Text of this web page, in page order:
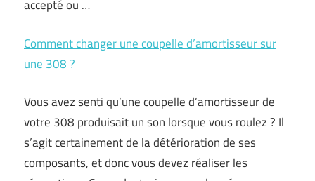
accepté ou …
Comment changer une coupelle d’amortisseur sur
une 308 ?
Vous avez senti qu’une coupelle d’amortisseur de
votre 308 produisait un son lorsque vous roulez ? Il
s’agit certainement de la détérioration de ses
composants, et donc vous devez réaliser les